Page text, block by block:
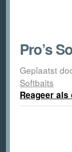
Pro’s
Geplaatst
Softbaits
Reageer